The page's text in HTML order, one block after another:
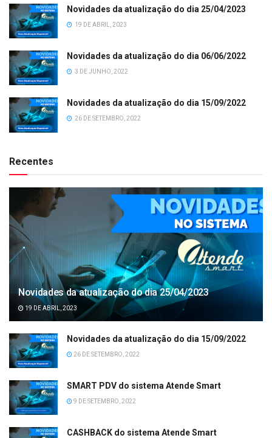
Novidades da atualização do dia 25/04/2023
19 DE ABRIL, 2023
Novidades da atualização do dia 06/06/2022
3 DE JUNHO, 2022
Novidades da atualização do dia 15/09/2022
26 DE SETEMBRO, 2022
Recentes
Novidades da atualização do dia 25/04/2023
19 DE ABRIL, 2023
Novidades da atualização do dia 15/09/2022
26 DE SETEMBRO, 2022
SMART PDV do sistema Atende Smart
9 DE SETEMBRO, 2022
CASHBACK do sistema Atende Smart